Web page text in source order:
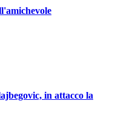
in attacco la